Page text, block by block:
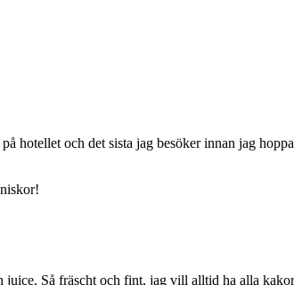
hotellet och det sista jag besöker innan jag
juice. Så fräscht och fint, jag vill alltid ha alla